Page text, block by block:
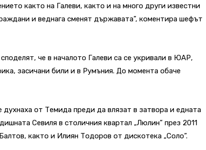
както на Галеви, както и на много други известни
и веднага сменят държавата”, коментира шефът
че в началото Галеви са се укривали в ЮАР,
засичани били и в Румъния. До момента обаче
от Темида преди да влязат в затвора и едната
Севиля в столичния квартал „Люлин” през 2011
както и Илиян Тодоров от дискотека „Соло”.